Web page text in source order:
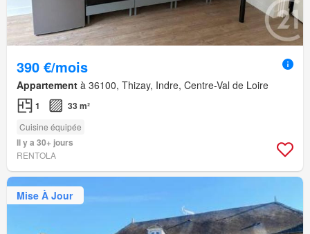
390 €/mois
Appartement à 36100, Thizay, Indre, Centre-Val de Loire
1 33 m²
Cuisine équipée
Il y a 30+ jours
RENTOLA
Mise À Jour